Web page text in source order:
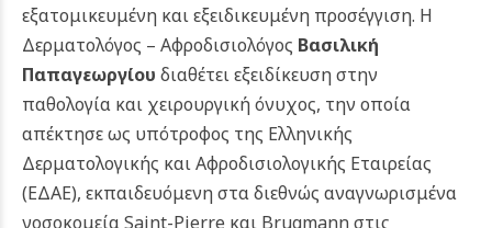
εξατομικευμένη και εξειδικευμένη προσέγγιση. Η
Δερματολόγος – Αφροδισιολόγος Βασιλική
Παπαγεωργίου διαθέτει εξειδίκευση στην
παθολογία και χειρουργική όνυχος, την οποία
απέκτησε ως υπότροφος της Ελληνικής
Δερματολογικής και Αφροδισιολογικής Εταιρείας
(ΕΔΑΕ), εκπαιδευόμενη στα διεθνώς αναγνωρισμένα
νοσοκομεία Saint-Pierre και Brugmann στις